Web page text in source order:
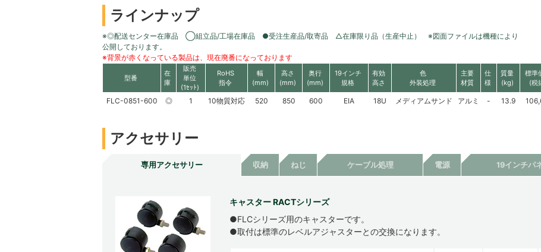
ラインナップ
※◎配送センター在庫品 ◯組立品/工場在庫品 ●受注生産品/取寄品 △在庫限り品（生産中止） ※図面ファイルは機種により
公開しております。
※背景が赤くなっている製品は、現在廃番になっております
型番
在
庫
販売
単位
(1ｾｯﾄ)
RoHS
指令
幅
(mm)
高さ
(mm)
奥行
(mm)
19インチ
規格
有効
高さ
色
外装処理
主要
材質
仕
様
質量
(kg)
標準
(税
FLC-0851-600 ◎ 1 10物質対応 520 850 600 EIA 18U メディアムサンド アルミ - 13.9
アクセサリー
専用アクセサリー 収納 ねじ ケーブル処理 電源 19インチパ
キャスター RACTシリーズ
●FLCシリーズ用のキャスターです。
●取付は標準のレベルアジャスターとの交換になります。